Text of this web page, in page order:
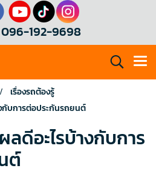
096-192-9698
เรื่องรถต้องรู้
กับการต่อประกันรถยนต์
ดีอะไรบ้างกับการ
ต์